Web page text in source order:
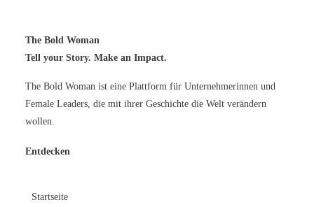
The Bold Woman
Tell your Story. Make an Impact.
The Bold Woman ist eine Plattform für Unternehmerinnen und
Female Leaders, die mit ihrer Geschichte die Welt verändern
wollen.
Entdecken
Startseite